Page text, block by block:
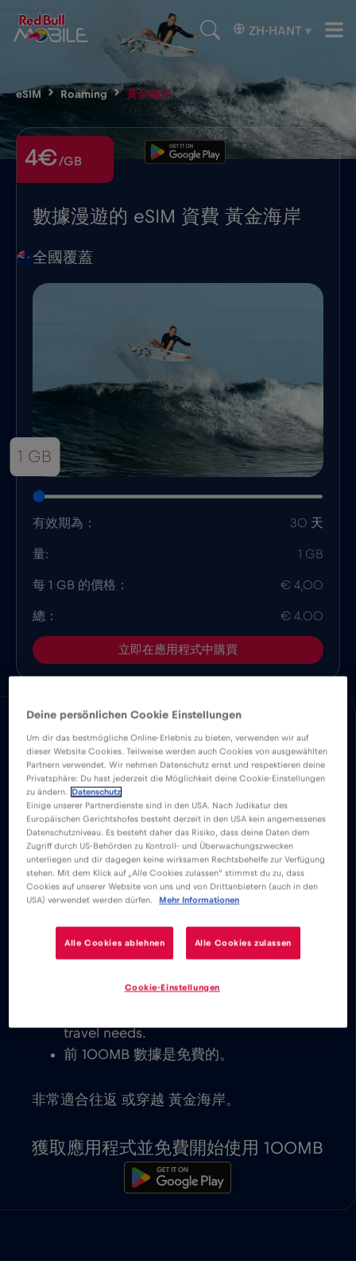
ZH-HANT ▾
eSIM Roaming 黃金海岸
數據漫遊的 eSIM 資費 黃金海岸
4€/GB
全國覆蓋
1 GB
有效期為： 30 天
量: 1 GB
每 1 GB 的價格： € 4,00
總： € 4.00
立即在應用程式中購買
下載易於安裝的 Red Bull MOBILE 應用程式，
並分別享受無限的行動網路黃金海岸。
我們從不收取基本費用。啟動 eSIM 卡
後，您就可以連接到世界，無需任何基本
或漫遊費用。
您將能夠發送電子郵件、聊天、設置視頻
會議和使用您的社交媒體帳戶。與世界各
地的家人和朋友聯繫是即時的。
Explore our low cost eSIM data plans
eSIM-compatible devices. You get to
travel needs.
前 100MB 數據是免費的。
非常適合往返 或穿越 黃金海岸。
獲取應用程式並免費開始使用 100MB
Deine persönlichen Cookie Einstellungen
Um dir das bestmögliche Online-Erlebnis zu bieten, verwenden wir auf
dieser Website Cookies. Teilweise werden auch Cookies von ausgewählten
Partnern verwendet. Wir nehmen Datenschutz ernst und respektieren deine
Privatsphäre: Du hast jederzeit die Möglichkeit deine Cookie-Einstellungen
zu ändern.
Datenschutz
Einige unserer Partnerdienste sind in den USA. Nach Judikatur des
Europäischen Gerichtshofes besteht derzeit in den USA kein angemessenes
Datenschutzniveau. Es besteht daher das Risiko, dass deine Daten dem
Zugriff durch US-Behörden zu Kontroll- und Überwachungszwecken
unterliegen und dir dagegen keine wirksamen Rechtsbehelfe zur Verfügung
stehen. Mit dem Klick auf „Alle Cookies zulassen“ stimmst du zu, dass
Cookies auf unserer Website von uns und von Drittanbietern (auch in den
USA) verwendet werden dürfen.
Mehr Informationen
Alle Cookies ablehnen Alle Cookies zulassen
Cookie-Einstellungen